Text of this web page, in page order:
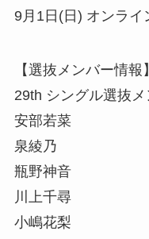
9月1日(日) オンライ
【選抜メンバー情報】
29th シングル選抜メ
安部若菜
泉綾乃
瓶野神音
川上千尋
小嶋花梨